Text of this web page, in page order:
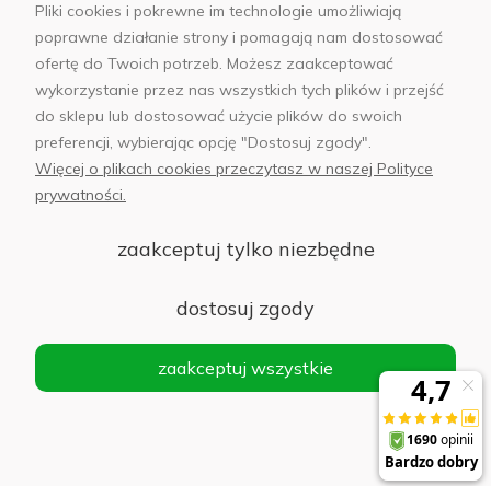
sklep@abfoto.pl
+48 797 971 275
© 2025 Wszelkie prawa zastrzeżone. Serwis własnością:
Sp. z o.o.
Siedziba: 02-486 WARSZAWA, Al. Jerozolimskie 176, NIP
1132646403 KRS nr 0000271999
realizacja imodules
Pliki cookies i pokrewne im technologie umożliwiają
poprawne działanie strony i pomagają nam dostosować
ofertę do Twoich potrzeb. Możesz zaakceptować
wykorzystanie przez nas wszystkich tych plików i przejść
do sklepu lub dostosować użycie plików do swoich
preferencji, wybierając opcję "Dostosuj zgody".
Więcej o plikach cookies przeczytasz w naszej Polityce
prywatności.
zaakceptuj tylko niezbędne
dostosuj zgody
zaakceptuj wszystkie